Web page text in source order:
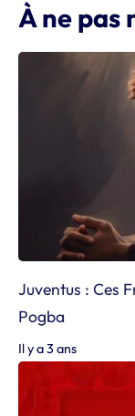
À ne pas
Juventus : Ces
Pogba
Il y a 3 ans